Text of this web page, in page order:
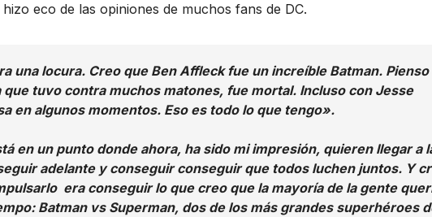
eco de las opiniones de muchos fans de DC.
una locura. Creo que Ben Affleck fue un increíble Batman. Pienso
que tuvo contra muchos matones, fue mortal. Incluso con Jesse
en algunos momentos. Eso es todo lo que tengo».
en un punto donde ahora, ha sido mi impresión, quieren llegar a
adelante y conseguir conseguir que todos luchen juntos. Y
era conseguir lo que creo que la mayoría de la gente
Batman vs Superman, dos de los más grandes superhéroes